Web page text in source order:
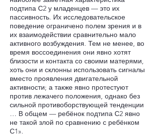
подтипа С2 у младенцев — это их
пассивность. Их исследовательское
поведение ограничено полем зрения и в
их взаимодействии сравнительно мало
активного возбуждения. Тем не менее, во
время воссоединения они явно хотят
близости и контакта со своими матерями,
хоть они и склонны использовать сигналы
вместо проявления двигательной
активности; а также явно протестуют
против лежачего положения, однако без
сильной противоборствующей тенденции
… В общем — ребёнок подтипа С2 явно
не такой злой по сравнению с ребёнком
С1».